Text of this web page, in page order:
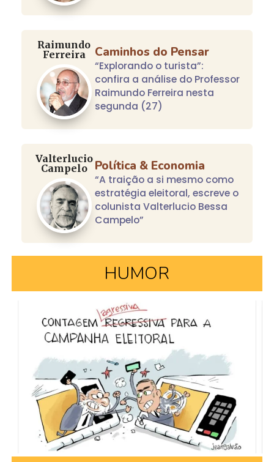
Raimundo
Ferreira
Caminhos do Pensar
“Explorando o turista”:
confira a análise do Professor
Raimundo Ferreira nesta
segunda (27)
Valterlucio
Campelo
Política & Economia
“A traição a si mesmo como
estratégia eleitoral, escreve o
colunista Valterlucio Bessa
Campelo”
HUMOR